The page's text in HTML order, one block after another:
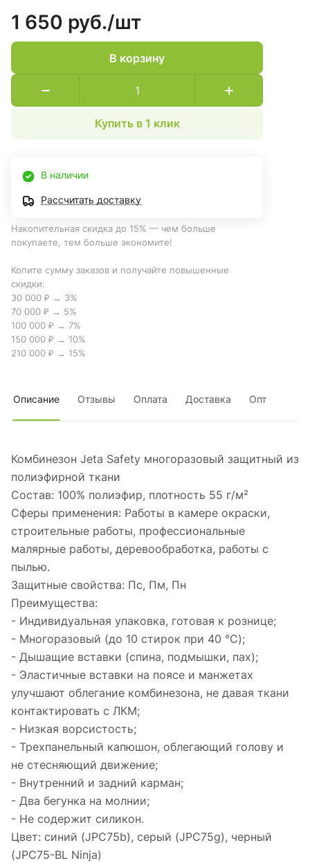
1 650 руб./шт
В корзину
Купить в 1 клик
В наличии
Рассчитать доставку
Накопительная скидка до 15% — чем больше
покупаете, тем больше экономите!
Копите сумму заказов и получайте повышенные
скидки:
30 000 ₽ → 3%
70 000 ₽ → 5%
100 000 ₽ → 7%
150 000 ₽ → 10%
210 000 ₽ → 15%
Описание Отзывы Оплата Доставка Опт
Комбинезон Jeta Safety многоразовый защитный из
полиэфирной ткани
Состав: 100% полиэфир, плотность 55 г/м²
Сферы применения: Работы в камере окраски,
строительные работы, профессиональные
малярные работы, деревообработка, работы с
пылью.
Защитные свойства: Пс, Пм, Пн
Преимущества:
- Индивидуальная упаковка, готовая к рознице;
- Многоразовый (до 10 стирок при 40 °C);
- Дышащие вставки (спина, подмышки, пах);
- Эластичные вставки на поясе и манжетах
улучшают облегание комбинезона, не давая ткани
контактировать с ЛКМ;
- Низкая ворсистость;
- Трехпанельный капюшон, облегающий голову и
не стесняющий движение;
- Внутренний и задний карман;
- Два бегунка на молнии;
- Не содержит силикон.
Цвет: синий (JPC75b), серый (JPC75g), черный
(JPC75-BL Ninja)